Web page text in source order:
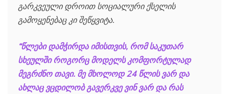
გარკვეული დროით სოციალური ქსელის
გამოყენებაც კი შეწყვიტა.
“წლები დამჭირდა იმისთვის, რომ საკუთარ
სხეულში როგორც მოდელს კომფორტულად
მეგრძნო თავი. მე მხოლოდ 24 წლის ვარ და
ახლაც ვცდილობ გავერკვე ვინ ვარ და რას